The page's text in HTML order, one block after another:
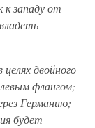
к западу от
двойного
флангом;
Германию;
будет